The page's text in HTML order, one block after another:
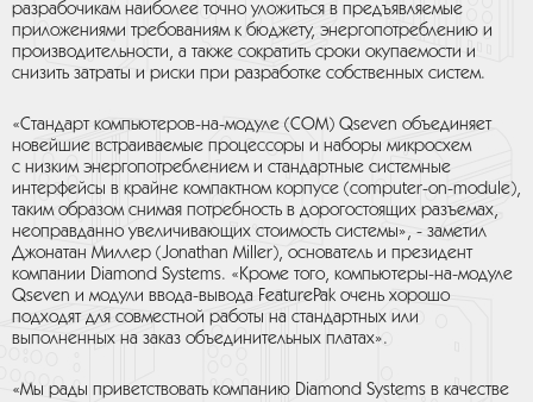
разрабочикам наиболее точно уложиться в предъявляемые
приложениями требованиям к бюджету, энергопотреблению и
производительности, а также сократить сроки окупаемости и
снизить затраты и риски при разработке собственных систем.
«Стандарт компьютеров-на-модуле (COM) Qseven объединяет
новейшие встраиваемые процессоры и наборы микросхем
с низким энергопотреблением и стандартные системные
интерфейсы в крайне компактном корпусе (computer-on-module),
таким образом снимая потребность в дорогостоящих разъемах,
неоправданно увеличивающих стоимость системы», - заметил
Джонатан Миллер (Jonathan Miller), основатель и президент
компании Diamond Systems. «Кроме того, компьютеры-на-модуле
Qseven и модули ввода-вывода FeaturePak очень хорошо
подходят для совместной работы на стандартных или
выполненных на заказ объединительных платах».
«Мы рады приветствовать компанию Diamond Systems в качестве